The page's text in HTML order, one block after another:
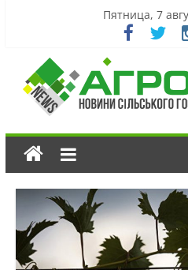
Пятница, 7